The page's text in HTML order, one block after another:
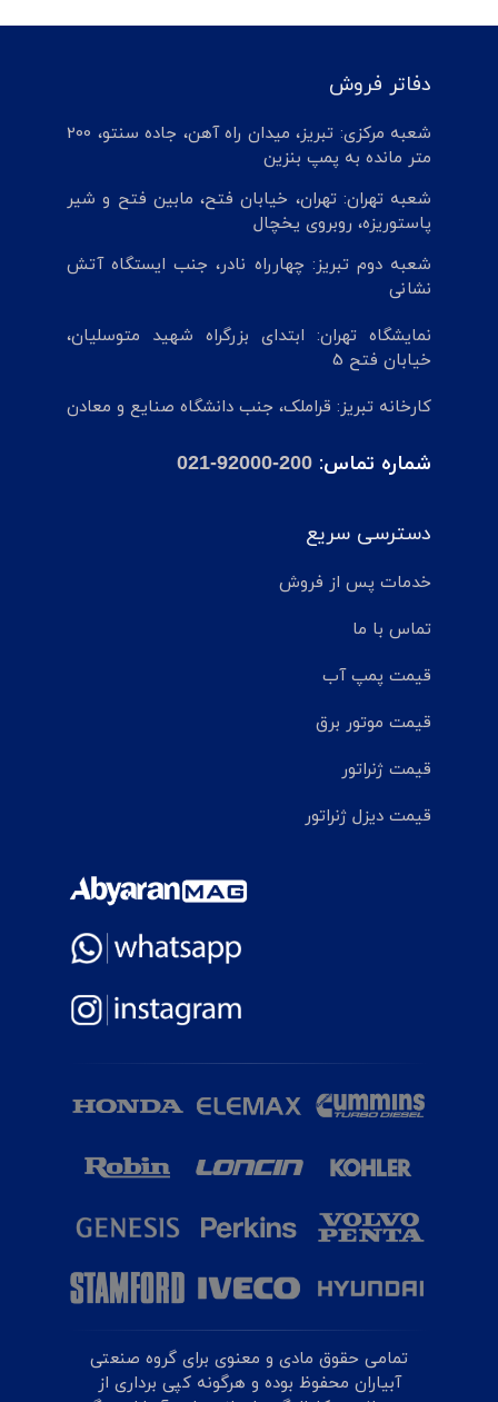
دفاتر فروش
شعبه مرکزی: تبریز، میدان راه آهن، جاده سنتو، 200
متر مانده به پمپ بنزین
شعبه تهران: تهران، خیابان فتح، مابین فتح و شیر
پاستوریزه، روبروی یخچال
شعبه دوم تبریز: چهارراه نادر، جنب ایستگاه آتش
نشانی
نمایشگاه تهران: ابتدای بزرگراه شهید متوسلیان،
خیابان فتح 5
کارخانه تبریز: قراملک، جنب دانشگاه صنایع و معادن
شماره تماس: 021-92000-200
دسترسی سریع
خدمات پس از فروش
تماس با ما
قیمت پمپ آب
قیمت موتور برق
قیمت ژنراتور
قیمت دیزل ژنراتور
تمامی حقوق مادی و معنوی برای گروه صنعتی
آبیاران محفوظ بوده و هرگونه کپی برداری از